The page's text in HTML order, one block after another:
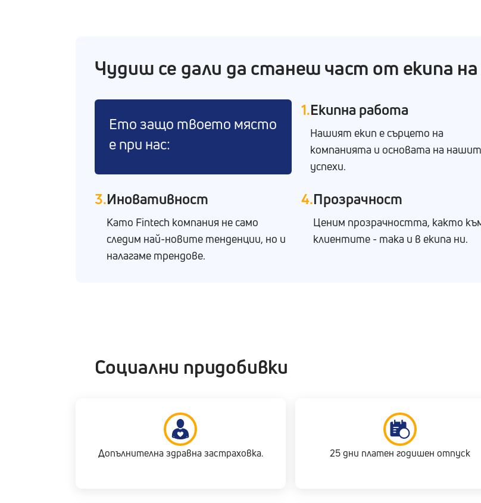
Чудиш се дали да станеш част от екипа на
Ето защо твоето място
е при нас:
1.Екипна работа
Нашият екип е сърцето на
компанията и основата на
успехи.
3.Иновативност
Като Fintech компания не само
следим най-новите тенденции, но и
налагаме трендове.
4.Прозрачност
Ценим прозрачността, както
клиентите - така и в екипа ни.
Социални придобивки
Допълнителна здравна застраховка. 25 дни платен годишен отпуск